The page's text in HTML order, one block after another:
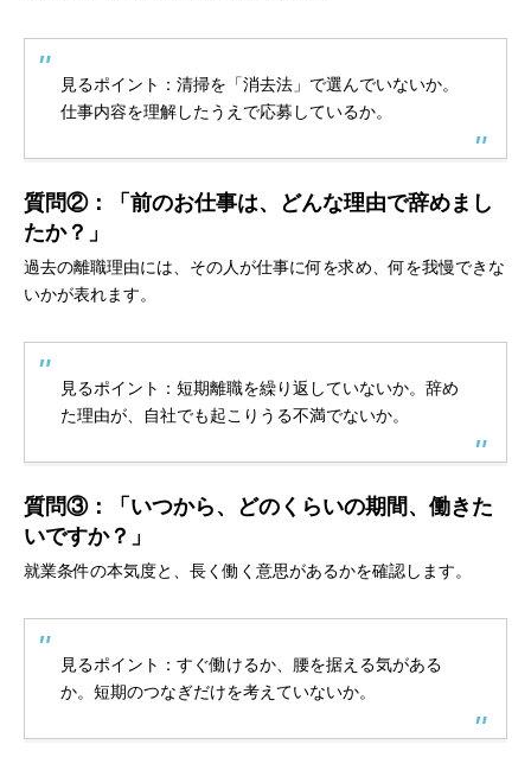
見るポイント：清掃を「消去法」で選んでいないか。
仕事内容を理解したうえで応募しているか。
質問②：「前のお仕事は、どんな理由で辞めまし
たか？」
過去の離職理由には、その人が仕事に何を求め、何を我慢できな
いかが表れます。
見るポイント：短期離職を繰り返していないか。辞め
た理由が、自社でも起こりうる不満でないか。
質問③：「いつから、どのくらいの期間、働きた
いですか？」
就業条件の本気度と、長く働く意思があるかを確認します。
見るポイント：すぐ働けるか、腰を据える気がある
か。短期のつなぎだけを考えていないか。